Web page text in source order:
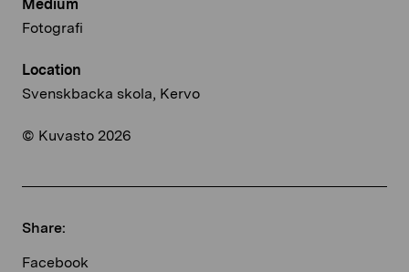
Medium
Fotografi
Location
Svenskbacka skola, Kervo
© Kuvasto 2026
Share:
Facebook